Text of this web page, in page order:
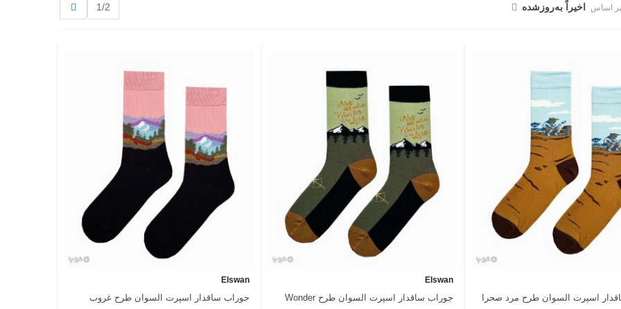
اساس اخیراً به‌روز‌شده 1/2
اسپرت السوان طرح مرد صحرا
Elswan
جوراب ساقدار اسپرت السوان طرح Wonder
Elswan
جوراب ساقدار اسپرت السوان طرح غروب